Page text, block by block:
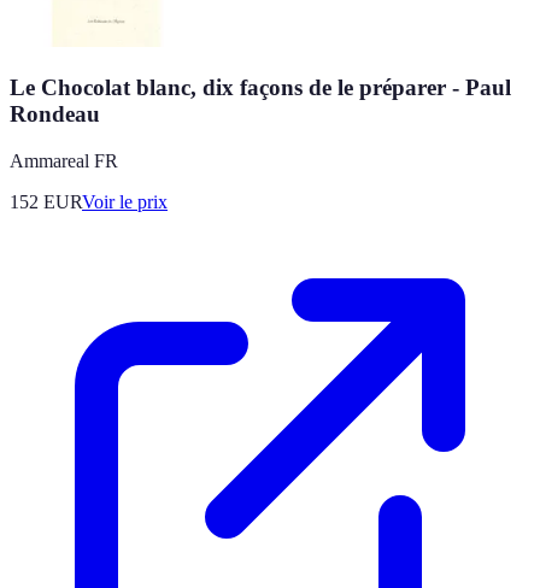
Le Chocolat blanc, dix façons de le préparer - Paul
Rondeau
Ammareal FR
152 EURVoir le prix